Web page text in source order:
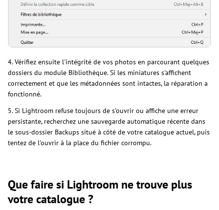
4. Vérifiez ensuite l'intégrité de vos photos en parcourant quelques
dossiers du module Bibliothèque. Si les miniatures s'affichent
correctement et que les métadonnées sont intactes, la réparation a
fonctionné.
5. Si Lightroom refuse toujours de s'ouvrir ou affiche une erreur
persistante, recherchez une sauvegarde automatique récente dans
le sous-dossier Backups situé à côté de votre catalogue actuel, puis
tentez de l'ouvrir à la place du fichier corrompu.
Que faire si Lightroom ne trouve plus
votre catalogue ?